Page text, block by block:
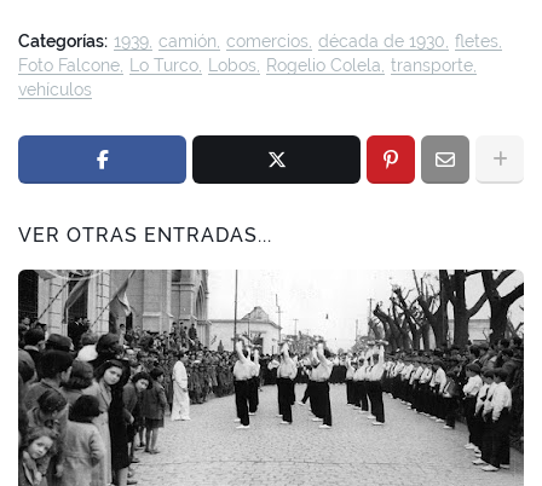
Categorías: 1939 camión comercios década de 1930 fletes
Foto Falcone
Lo Turco Lobos Rogelio Colela transporte
vehículos
VER OTRAS ENTRADAS...